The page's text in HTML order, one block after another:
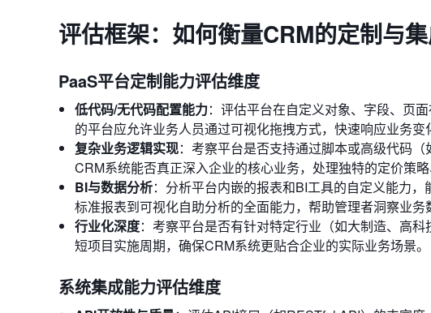
评估框架：如何衡量CRM的定制与
PaaS平台定制能力评估维度
低代码/无代码配置能力：评估平台在自定义对象、字段、页
的平台应允许业务人员通过可视化拖拽方式，快速响应业务变
复杂业务逻辑实现：考察平台是否支持通过脚本或高级代码
CRM系统能否真正深入企业的核心业务，处理独特的定价策略
BI与数据分析：分析平台内嵌的报表和BI工具的自定义能力
标准报表到可视化自助分析的全面能力，帮助管理者洞察业务
行业化深度：考察平台是否有针对特定行业（如大制造、高
短项目实施周期，确保CRM系统更贴合企业的实际业务场景。
系统集成能力评估维度